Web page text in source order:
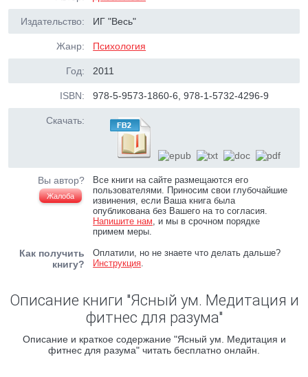
Издательство: ИГ "Весь"
Жанр: Психология
Год: 2011
ISBN: 978-5-9573-1860-6, 978-1-5732-4296-9
Скачать:
Вы автор?
Жалоба
Все книги на сайте размещаются его
пользователями. Приносим свои глубочайшие
извинения, если Ваша книга была
опубликована без Вашего на то согласия.
Напишите нам, и мы в срочном порядке
примем меры.
Как получить
книгу?
Оплатили, но не знаете что делать дальше?
Инструкция.
Описание книги "Ясный ум. Медитация и
фитнес для разума"
Описание и краткое содержание "Ясный ум. Медитация и
фитнес для разума" читать бесплатно онлайн.